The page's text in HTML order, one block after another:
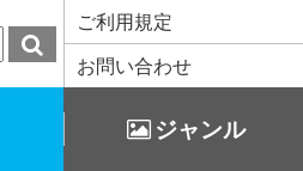
ご利用規定
お問い合わせ
ジャンル